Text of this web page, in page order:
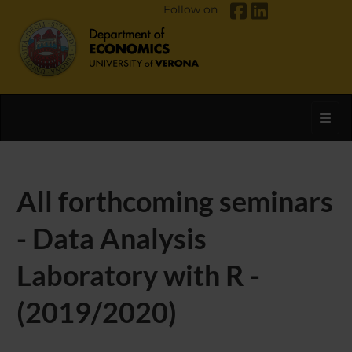
Follow on
All forthcoming seminars
- Data Analysis
Laboratory with R -
(2019/2020)